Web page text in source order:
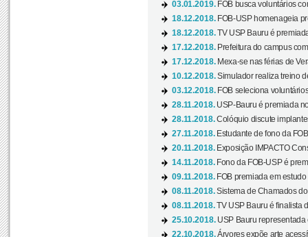
03.01.2019. FOB busca voluntários
18.12.2018. FOB-USP homenageia
18.12.2018.TV USP Bauru é
17.12.2018. Prefeitura do campus
17.12.2018. Mexa-se nas férias de
10.12.2018.Simulador realiza treino
03.12.2018. FOB seleciona
28.11.2018. USP-Bauru é premiada
28.11.2018.Colóquio discute
27.11.2018. Estudante de fono da
20.11.2018. Exposição IMPACTO
14.11.2018. Fono da FOB-USP é
09.11.2018. FOB premiada em estudo
08.11.2018.Sistema de Chamados
08.11.2018.TV USP Bauru é finalista
25.10.2018. USP Bauru representada
22.10.2018.Árvores expõe arte